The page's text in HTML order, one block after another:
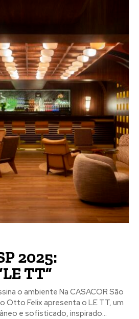
2025:
TT”
Na CASACOR São
Otto Felix apresenta o LE TT, um
e sofisticado, inspirado...